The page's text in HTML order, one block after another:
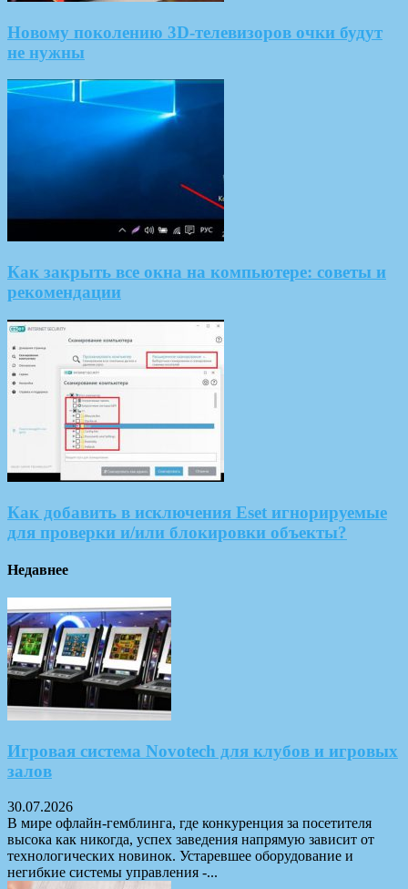
Новому поколению 3D-телевизоров очки будут
не нужны
Как закрыть все окна на компьютере: советы и
рекомендации
Как добавить в исключения Eset игнорируемые
для проверки и/или блокировки объекты?
Недавнее
Игровая система Novotech для клубов и игровых
залов
30.07.2026
В мире офлайн-гемблинга, где конкуренция за посетителя
высока как никогда, успех заведения напрямую зависит от
технологических новинок. Устаревшее оборудование и
негибкие системы управления -...